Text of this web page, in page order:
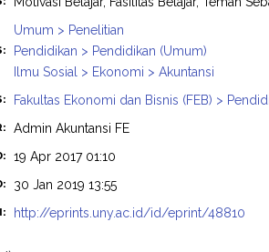
Umum > Penelitian
Pendidikan > Pendidikan (Umum)
Ilmu Sosial > Ekonomi > Akuntansi
Fakultas Ekonomi dan Bisnis (FEB) >
Admin Akuntansi FE
19 Apr 2017 01:10
30 Jan 2019 13:55
http://eprints.uny.ac.id/id/eprint/48810